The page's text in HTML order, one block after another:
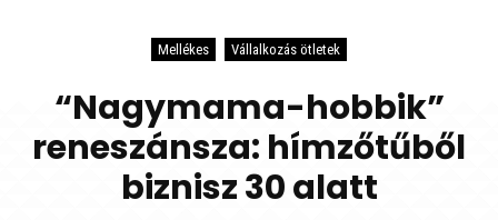
Mellékes Vállalkozás ötletek
“Nagymama-hobbik”
reneszánsza: hímzőtűből
biznisz 30 alatt